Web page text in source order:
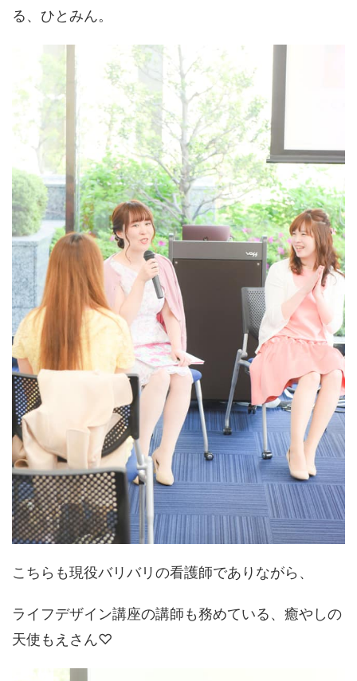
る、ひとみん。
こちらも現役バリバリの看護師でありながら、
ライフデザイン講座の講師も務めている、癒やしの
天使もえさん♡